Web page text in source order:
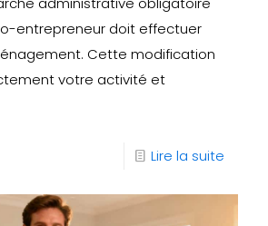
entrepreneur doit effectuer
Cette modification
votre activité et
Lire la suite